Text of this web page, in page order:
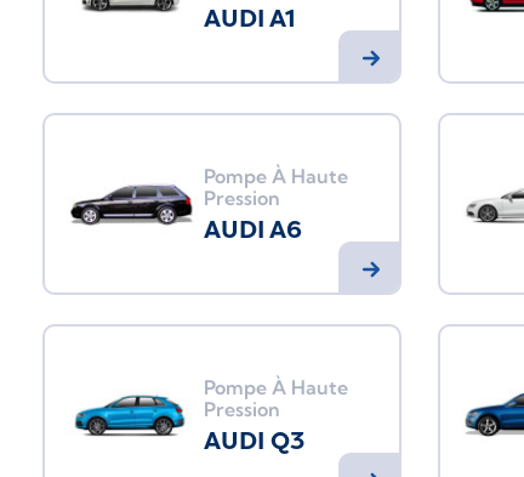
AUDI A1
Pompe À Haute
Pression
AUDI A6
Pompe À Haute
Pression
AUDI Q3